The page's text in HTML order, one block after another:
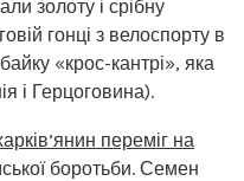
золоту і срібну
гонці з велоспорту в
«крос-кантрі», яка
і Герцоговина).
переміг на
боротьби. Семен